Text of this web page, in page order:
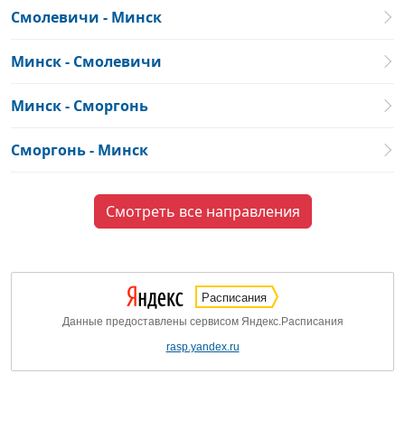
Смолевичи - Минск
Минск - Смолевичи
Минск - Сморгонь
Сморгонь - Минск
Смотреть все направления
Расписания
Данные предоставлены сервисом Яндекс.Расписания
rasp.yandex.ru